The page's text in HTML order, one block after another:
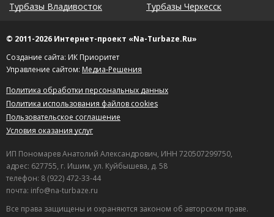
Турбазы Владивосток
Турбазы Черкесск
© 2011-2026 Интернет-проект «Na-Turbaze.Ru»
Создание сайта: ИК Приоритет
Управление сайтом: Медиа-Решения
Политика обработки персональных данных
Политика использования файлов cookies
Пользовательское соглашение
Условия оказания услуг
ИП Пономарев Анатолий Александрович, ИНН 720507299750,
адрес: 627755, г. Ишим, ул. Куйбышева, д. 58
телефон: 8 (922) 472-33-44
почта: info@na-turbaze.ru
Все права защищены и охраняются законом об авторском праве.